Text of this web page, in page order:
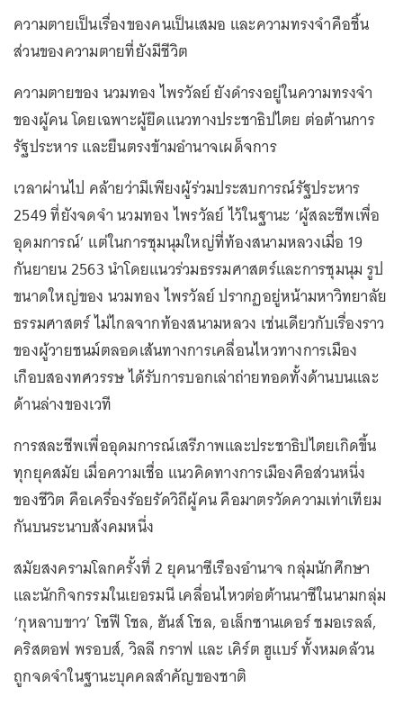
ความตายเป็นเรื่องของคนเป็นเสมอ และความทรงจำคือชิ้น
ส่วนของความตายที่ยังมีชีวิต
ความตายของ นวมทอง ไพรวัลย์ ยังดำรงอยู่ในความทรงจำ
ของผู้คน โดยเฉพาะผู้ยึดแนวทางประชาธิปไตย ต่อต้านการ
รัฐประหาร และยืนตรงข้ามอำนาจเผด็จการ
เวลาผ่านไป คล้ายว่ามีเพียงผู้ร่วมประสบการณ์รัฐประหาร
2549 ที่ยังจดจำ นวมทอง ไพรวัลย์ ไว้ในฐานะ ‘ผู้สละชีพเพื่อ
อุดมการณ์’ แต่ในการชุมนุมใหญ่ที่ท้องสนามหลวงเมื่อ 19
กันยายน 2563 นำโดยแนวร่วมธรรมศาสตร์และการชุมนุม รูป
ขนาดใหญ่ของ นวมทอง ไพรวัลย์ ปรากฏอยู่หน้ามหาวิทยาลัย
ธรรมศาสตร์ ไม่ไกลจากท้องสนามหลวง เช่นเดียวกับเรื่องราว
ของผู้วายชนม์ตลอดเส้นทางการเคลื่อนไหวทางการเมือง
เกือบสองทศวรรษ ได้รับการบอกเล่าถ่ายทอดทั้งด้านบนและ
ด้านล่างของเวที
การสละชีพเพื่ออุดมการณ์เสรีภาพและประชาธิปไตยเกิดขึ้น
ทุกยุคสมัย เมื่อความเชื่อ แนวคิดทางการเมืองคือส่วนหนึ่ง
ของชีวิต คือเครื่องร้อยรัดวิถีผู้คน คือมาตรวัดความเท่าเทียม
กันบนระนาบสังคมหนึ่ง
สมัยสงครามโลกครั้งที่ 2 ยุคนาซีเรืองอำนาจ กลุ่มนักศึกษา
และนักกิจกรรมในเยอรมนี เคลื่อนไหวต่อต้านนาซีในนามกลุ่ม
‘กุหลาบขาว’ โซฟี โชล, ฮันส์ โชล, อเล็กซานเดอร์ ชมอเรลล์,
คริสตอฟ พรอบส์, วิลลี กราฟ และ เคิร์ต ฮูแบร์ ทั้งหมดล้วน
ถูกจดจำในฐานะบุคคลสำคัญของชาติ